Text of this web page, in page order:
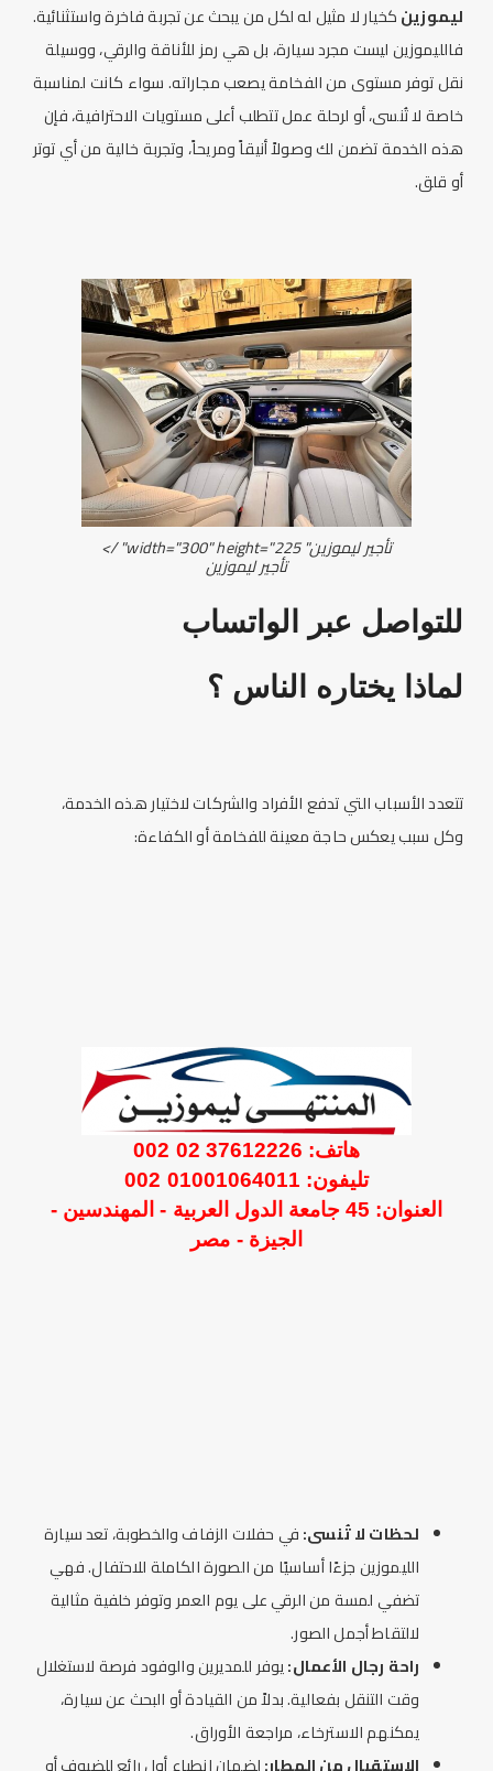
ليموزينكخيار لا مثيل له لكل من يبحث عن تجربة فاخرة واستثنائية.
فالليموزينليست مجرد سيارة، بل هي رمز للأناقة والرقي، ووسيلة
نقل توفر مستوى من الفخامة يصعب مجاراته. سواء كانت لمناسبة
خاصة لا تُنسى، أو لرحلة عمل تتطلب أعلى مستويات الاحترافية، فإن
هذه الخدمة تضمن لك وصولاً أنيقاً ومريحاً، وتجربة خالية من أي توتر
أو قلق.
تأجيرليموزين" width="300" height="225" />
تأجيرليموزين
للتواصل عبر الواتساب
لماذا يختاره الناس ؟
تتعدد الأسباب التي تدفع الأفراد والشركات لاختيار هذه الخدمة،
وكل سبب يعكس حاجة معينة للفخامة أو الكفاءة:
هاتف: 37612226 02 002
تليفون: 01001064011 002
العنوان: 45 جامعة الدول العربية - المهندسين -
الجيزة - مصر
لحظات لا تُنسى:في حفلات الزفاف والخطوبة، تعد سيارة
الليموزينجزءًا أساسيًا من الصورة الكاملة للاحتفال. فهي
تضفي لمسة من الرقي على يوم العمر وتوفر خلفية مثالية
لالتقاط أجمل الصور.
راحة رجال الأعمال:يوفر للمديرين والوفود فرصة لاستغلال
وقت التنقل بفعالية. بدلاً من القيادة أو البحث عن سيارة،
يمكنهم الاسترخاء، مراجعة الأوراق.